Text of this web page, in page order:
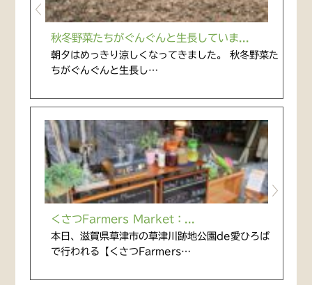
秋冬野菜たちがぐんぐんと生長していま...
朝夕はめっきり涼しくなってきました。 秋冬野菜た
ちがぐんぐんと生長し…
くさつFarmers Market：...
本日、滋賀県草津市の草津川跡地公園de愛ひろば
で行われる【くさつFarmers…